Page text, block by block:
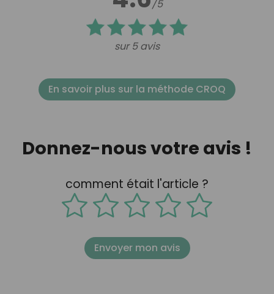
/5
sur 5 avis
En savoir plus sur la méthode CROQ
Donnez-nous votre avis !
comment était l'article ?
Envoyer mon avis